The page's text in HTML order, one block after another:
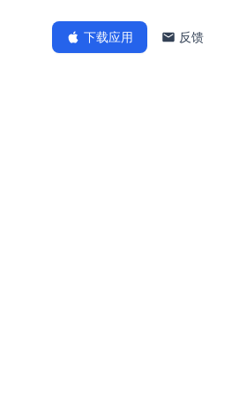
下载应用 反馈